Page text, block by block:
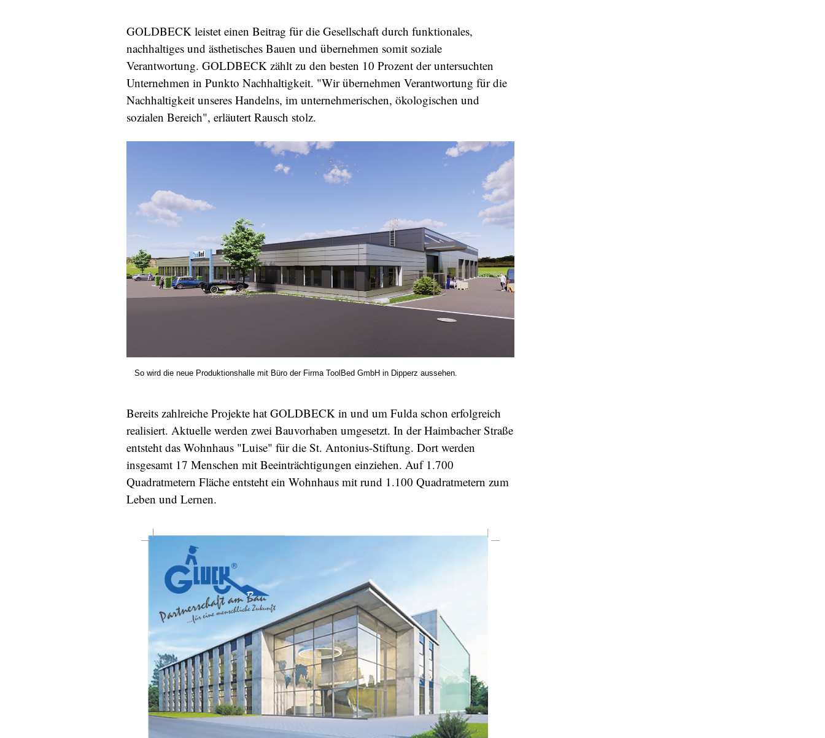
GOLDBECK leistet einen Beitrag für die Gesellschaft durch funktionales,
nachhaltiges und ästhetisches Bauen und übernehmen somit soziale
Verantwortung. GOLDBECK zählt zu den besten 10 Prozent der untersuchten
Unternehmen in Punkto Nachhaltigkeit. "Wir übernehmen Verantwortung für die
Nachhaltigkeit unseres Handelns, im unternehmerischen, ökologischen und
sozialen Bereich", erläutert Rausch stolz.
So wird die neue Produktionshalle mit Büro der Firma ToolBed GmbH in Dipperz aussehen.
Bereits zahlreiche Projekte hat GOLDBECK in und um Fulda schon erfolgreich
realisiert. Aktuelle werden zwei Bauvorhaben umgesetzt. In der Haimbacher Straße
entsteht das Wohnhaus "Luise" für die St. Antonius-Stiftung. Dort werden
insgesamt 17 Menschen mit Beeinträchtigungen einziehen. Auf 1.700
Quadratmetern Fläche entsteht ein Wohnhaus mit rund 1.100 Quadratmetern zum
Leben und Lernen.